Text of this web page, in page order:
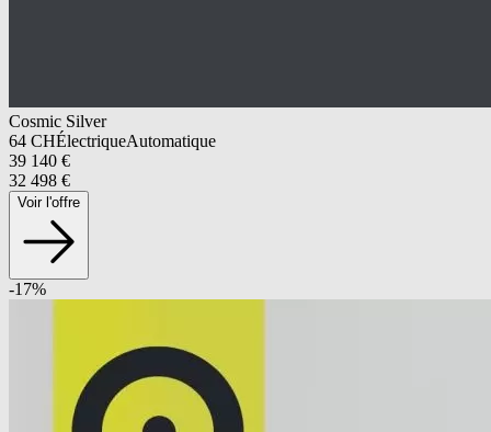
Cosmic Silver
64 CHÉlectriqueAutomatique
39 140 €
32 498 €
Voir l'offre
-17%